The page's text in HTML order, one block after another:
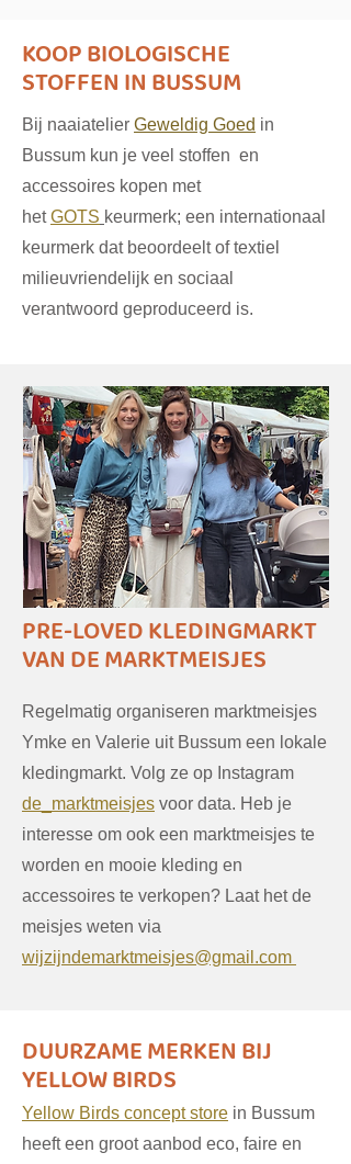
KOOP BIOLOGISCHE
STOFFEN IN BUSSUM
Bij naaiatelier Geweldig Goed in
Bussum kun je veel stoffen en
accessoires kopen met
hetGOTS keurmerk; een internationaal
keurmerk dat beoordeelt of textiel
milieuvriendelijk en sociaal
verantwoord geproduceerd is.
PRE-LOVED KLEDINGMARKT
VAN DE MARKTMEISJES
Regelmatig organiseren marktmeisjes
Ymke en Valerie uit Bussum een lokale
kledingmarkt. Volg ze op Instagram
de_marktmeisjes voor data. Heb je
interesse om ook een marktmeisjes te
worden en mooie kleding en
accessoires te verkopen? Laat het de
meisjes weten via
wijzijndemarktmeisjes@gmail.com
DUURZAME MERKEN BIJ
YELLOW BIRDS
Yellow Birds concept store in Bussum
heeft een groot aanbod eco, faire en